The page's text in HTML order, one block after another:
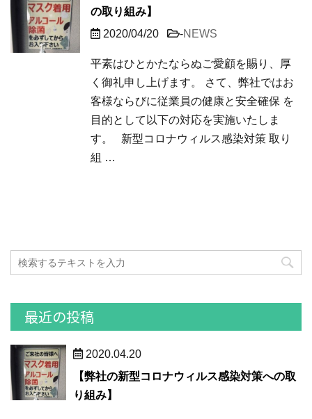
の取り組み】
2020/04/20
-NEWS
平素はひとかたならぬご愛顧を賜り、厚
く御礼申し上げます。 さて、弊社ではお
客様ならびに従業員の健康と安全確保 を
目的として以下の対応を実施いたしま
す。 新型コロナウィルス感染対策 取り
組 …
最近の投稿
2020.04.20
【弊社の新型コロナウィルス感染対策への取
り組み】